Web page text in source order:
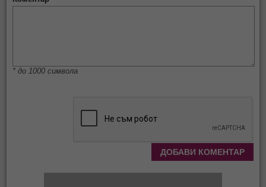
* до 1000 символа